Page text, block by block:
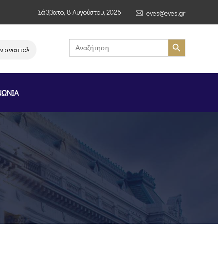
Σάββατο, 8 Αυγούστου, 2026 eves@eves.gr
λειτουργίας της αλυσίδας σούπερ μάρκετ MERE στην Ελλάδα –
Search
for:
Search Button